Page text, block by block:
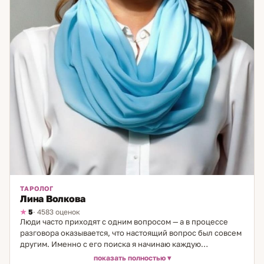
ТАРОЛОГ
Лина Волкова
5· 4583 оценок
Люди часто приходят с одним вопросом — а в процессе
разговора оказывается, что настоящий вопрос был совсем
другим. Именно с его поиска я начинаю каждую
консультацию. Я таролог-аналитик, в практике 17 лет. Путь
показать полностью